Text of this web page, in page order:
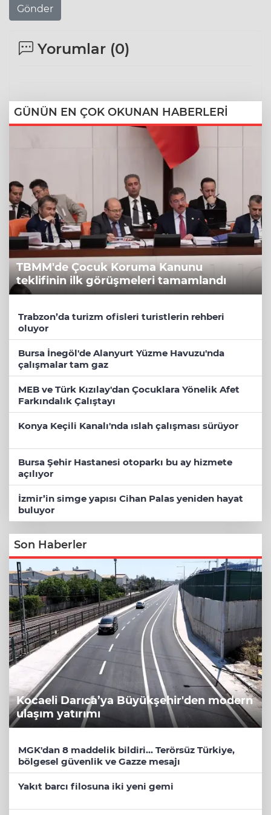
Gönder
Yorumlar (0)
GÜNÜN EN ÇOK OKUNAN HABERLERİ
TBMM'de Çocuk Koruma Kanunu
teklifinin ilk görüşmeleri tamamlandı
Trabzon’da turizm ofisleri turistlerin rehberi
oluyor
Bursa İnegöl'de Alanyurt Yüzme Havuzu'nda
çalışmalar tam gaz
MEB ve Türk Kızılay'dan Çocuklara Yönelik Afet
Farkındalık Çalıştayı
Konya Keçili Kanalı'nda ıslah çalışması sürüyor
Bursa Şehir Hastanesi otoparkı bu ay hizmete
açılıyor
İzmir’in simge yapısı Cihan Palas yeniden hayat
buluyor
Son Haberler
Kocaeli Darıca’ya Büyükşehir'den modern
ulaşım yatırımı
MGK'dan 8 maddelik bildiri... Terörsüz Türkiye,
bölgesel güvenlik ve Gazze mesajı
Yakıt barcı filosuna iki yeni gemi